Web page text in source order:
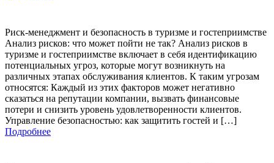
Риск-менеджмент и безопасность в туризме и гостеприимстве
Анализ рисков: что может пойти не так? Анализ рисков в
туризме и гостеприимстве включает в себя идентификацию
потенциальных угроз, которые могут возникнуть на
различных этапах обслуживания клиентов. К таким угрозам
относятся: Каждый из этих факторов может негативно
сказаться на репутации компании, вызвать финансовые
потери и снизить уровень удовлетворенности клиентов.
Управление безопасностью: как защитить гостей и […]
Подробнее